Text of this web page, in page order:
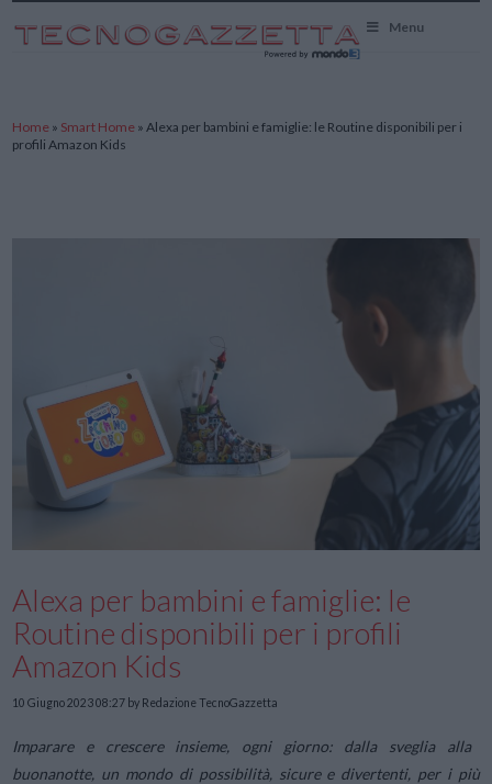
Menu
Home » Smart Home »Alexa per bambini e famiglie: le Routine disponibili per i
profili Amazon Kids
Alexa per bambini e famiglie: le
Routine disponibili per i profili
Amazon Kids
10 Giugno 2023 08:27 by Redazione TecnoGazzetta
Imparare e crescere insieme, ogni giorno: dalla sveglia alla
buonanotte, un mondo di possibilità, sicure e divertenti, per i più